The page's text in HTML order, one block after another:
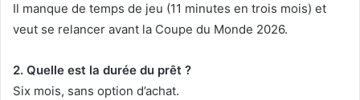
Il manque de temps de jeu (11 minutes en trois mois) et
veut se relancer avant la Coupe du Monde 2026.
2. Quelle est la durée du prêt ?
Six mois, sans option d’achat.